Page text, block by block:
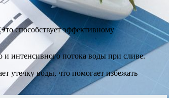
способствует эффективному
и интенсивного потока воды при сливе.
утечку воды, что помогает избежать